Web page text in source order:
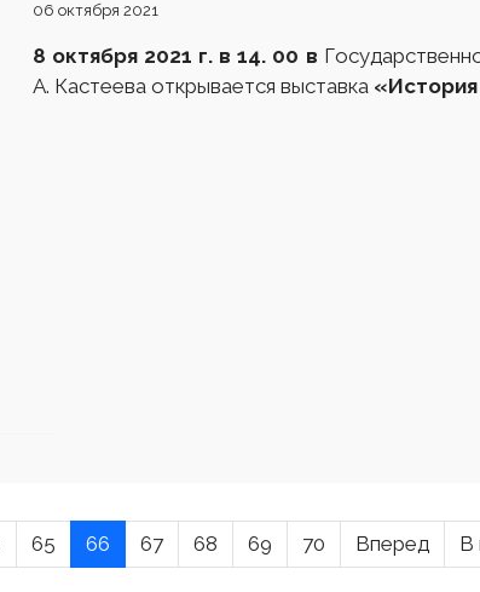
06 октября 2021
8 октября 2021 г. в 14. 00 в
А. Кастеева открывается выставка
65 66 67 68 69 70 Вперед В